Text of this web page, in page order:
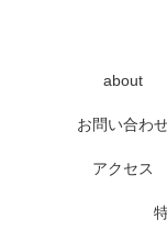
about
お問い合わ
アクセス